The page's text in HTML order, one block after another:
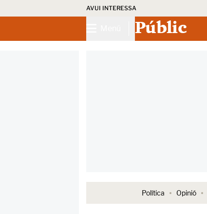
AVUI INTERESSA
Públic
Política Opinió